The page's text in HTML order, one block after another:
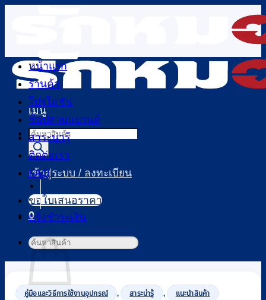
เนื้อหา
เมนู
Products
search
เข้าสู่ระบบ / ลงทะเบียน
0
หน้าแรก
ร้านค้า
โปรโมชัน
ช้อปตามแบรนด์
สาระน่ารู้
ติดต่อเรา
FAQ
ขอใบเสนอราคา
แจ้งชำระเงิน
ค้นหา:
คู่มือและวิธีการใช้งานอุปกรณ์ , สาระน่ารู้ , แนะนำสินค้า